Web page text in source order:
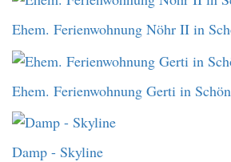
Ehem. Ferienwohnung Nöhr II in
Ehem. Ferienwohnung Gerti in
Damp - Skyline